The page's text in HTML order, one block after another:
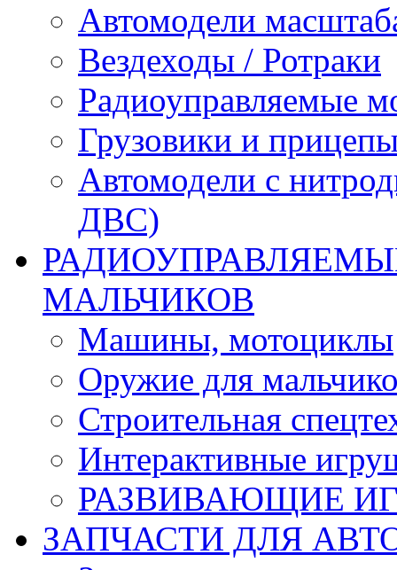
Автомодели
Вездеходы / Ротраки
Радиоуправляемые
Грузовики и
Автомодели с
ДВС)
МАЛЬЧИКОВ
Машины, мотоциклы
Оружие для
Строительная
Интерактивные
РАЗВИВАЮЩИЕ
ЗАПЧАСТИ ДЛЯ